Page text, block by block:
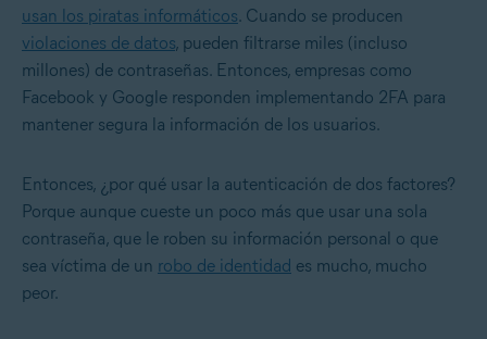
usan los piratas informáticos. Cuando se producen
violaciones de datos, pueden filtrarse miles (incluso
millones) de contraseñas. Entonces, empresas como
Facebook y Google responden implementando 2FA para
mantener segura la información de los usuarios.
Entonces, ¿por qué usar la autenticación de dos factores?
Porque aunque cueste un poco más que usar una sola
contraseña, que le roben su información personal o que
sea víctima de un robo de identidad es mucho, mucho
peor.